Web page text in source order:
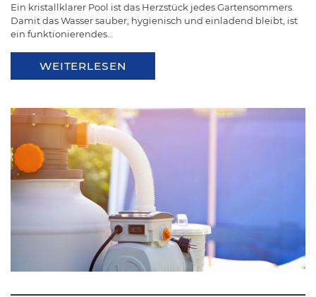
Ein kristallklarer Pool ist das Herzstück jedes Gartensommers.
Damit das Wasser sauber, hygienisch und einladend bleibt, ist
ein funktionierendes…
WEITERLESEN